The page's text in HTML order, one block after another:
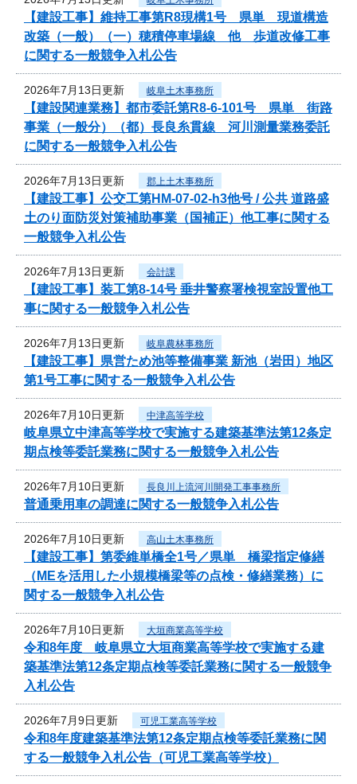
【建設工事】維持工事第R8現構1号 県単 現道構造
改築（一般）（一）穂積停車場線 他 歩道改修工事
に関する一般競争入札公告
2026年7月13日更新 岐阜土木事務所
【建設関連業務】都市委託第R8-6-101号 県単 街路
事業（一般分）（都）長良糸貫線 河川測量業務委託
に関する一般競争入札公告
2026年7月13日更新 郡上土木事務所
【建設工事】公交工第HM-07-02-h3他号 / 公共 道路盛
土のり面防災対策補助事業（国補正）他工事に関する
一般競争入札公告
2026年7月13日更新 会計課
【建設工事】装工第8-14号 垂井警察署検視室設置他工
事に関する一般競争入札公告
2026年7月13日更新 岐阜農林事務所
【建設工事】県営ため池等整備事業 新池（岩田）地区
第1号工事に関する一般競争入札公告
2026年7月10日更新 中津高等学校
岐阜県立中津高等学校で実施する建築基準法第12条定
期点検等委託業務に関する一般競争入札公告
2026年7月10日更新 長良川上流河川開発工事事務所
普通乗用車の調達に関する一般競争入札公告
2026年7月10日更新 高山土木事務所
【建設工事】第委維単橋全1号／県単 橋梁指定修繕
（MEを活用した小規模橋梁等の点検・修繕業務）に
関する一般競争入札公告
2026年7月10日更新 大垣商業高等学校
令和8年度 岐阜県立大垣商業高等学校で実施する建
築基準法第12条定期点検等委託業務に関する一般競争
入札公告
2026年7月9日更新 可児工業高等学校
令和8年度建築基準法第12条定期点検等委託業務に関
する一般競争入札公告（可児工業高等学校）